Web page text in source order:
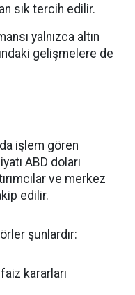
sık tercih edilir.
yalnızca altın
gelişmelere de
işlem gören
ABD doları
ve merkez
edilir.
şunlardır:
kararları